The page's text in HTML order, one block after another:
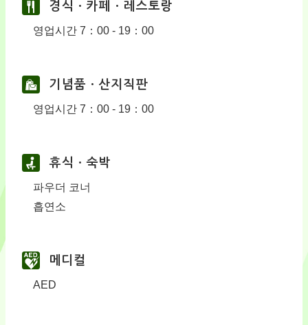
경식ㆍ카페ㆍ레스토랑
영업시간 7：00 - 19：00
기념품ㆍ산지직판
영업시간 7：00 - 19：00
휴식ㆍ숙박
파우더 코너
흡연소
메디컬
AED